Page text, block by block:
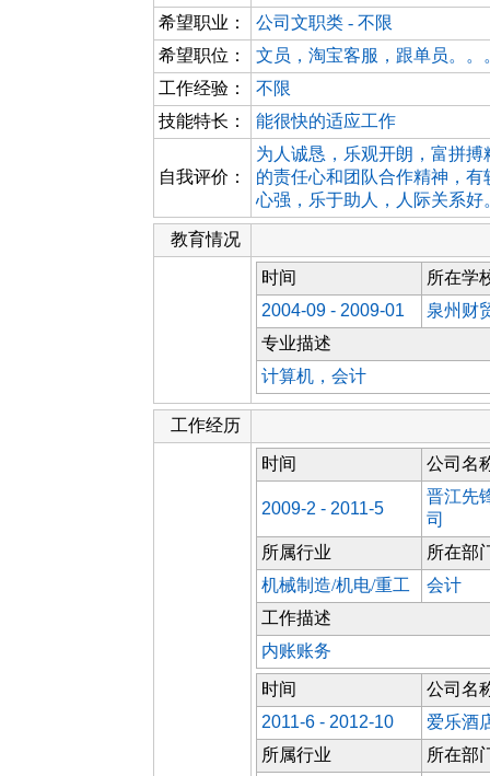
希望职业：
公司文职类 - 不限
希望职位：
文员，淘宝客服，跟单员。。
工作经验：
不限
技能特长：
能很快的适应工作
自我评价：
为人诚恳，乐观开朗，富拼
的责任心和团队合作精神，
心强，乐于助人，人际关系好
教育情况
时间
所在学
2004-09 - 2009-01
泉州财
专业描述
计算机，会计
工作经历
时间 公司名
2009-2 - 2011-5
晋江先
司
所属行业
所在部
机械制造/机电/重工
会计
工作描述
内账账务
时间
公司名
2011-6 - 2012-10
爱乐酒
所属行业
所在部